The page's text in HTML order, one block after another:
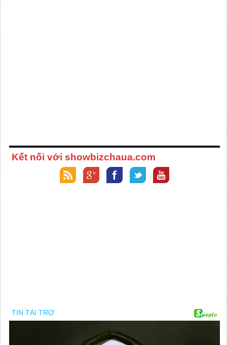
Kết nối với showbizchaua.com